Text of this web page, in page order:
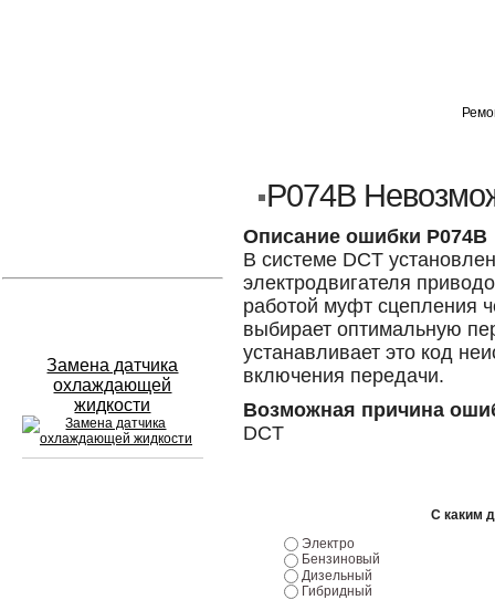
Замена датчика
охлаждающей
жидкости
P074B
Описание ошибки P074B
В системе DCT
электродвигателя
работой муфт сцепления
выбирает оптимальную
устанавливает это код
включения передачи.
Возможная причина
DCT
С каким
Электро
Бензиновый
Дизельный
Гибридный